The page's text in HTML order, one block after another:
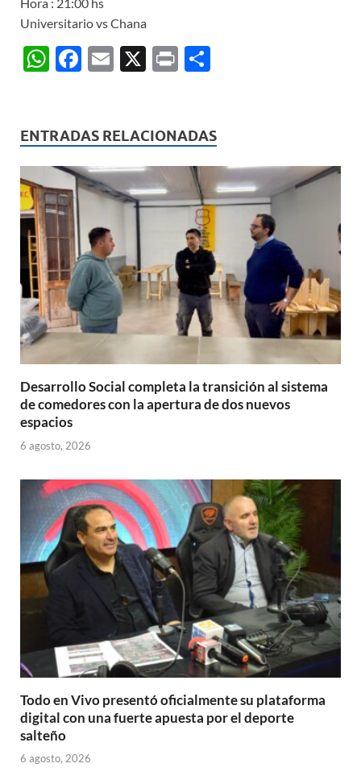
Universitario vs Chana
W
s
A
p
p
F
b
o
o
E
X
P
p
ar
ti
r
ENTRADAS RELACIONADAS
Desarrollo Social completa la transición al sistema
de comedores con la apertura de dos nuevos
espacios
6 agosto, 2026
Todo en Vivo presentó oficialmente su plataforma
digital con una fuerte apuesta por el deporte
salteño
6 agosto, 2026